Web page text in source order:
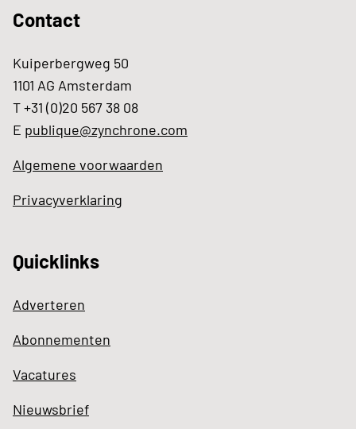
Contact
Kuiperbergweg 50
1101 AG Amsterdam
T +31 (0)20 567 38 08
E publique@zynchrone.com
Algemene voorwaarden
Privacyverklaring
Quicklinks
Adverteren
Abonnementen
Vacatures
Nieuwsbrief